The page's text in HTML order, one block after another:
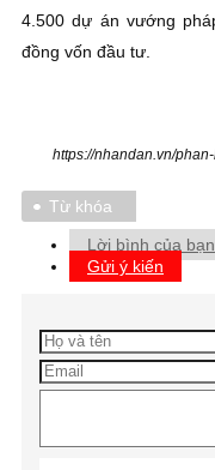
4.500 dự án vướng
đồng vốn đầu tư.
https://nhandan.vn/
Từ khóa
Lời bình của bạn
Gửi ý kiến